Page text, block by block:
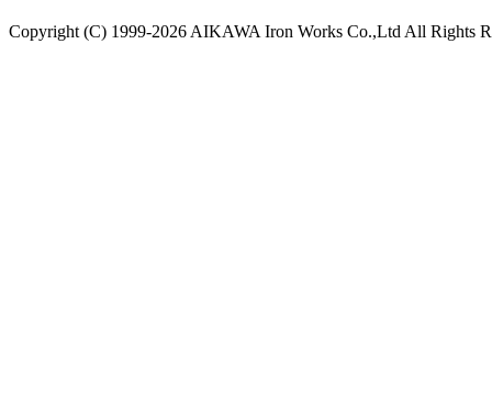
Copyright (C) 1999-2026 AIKAWA Iron Works Co.,Ltd All Rights